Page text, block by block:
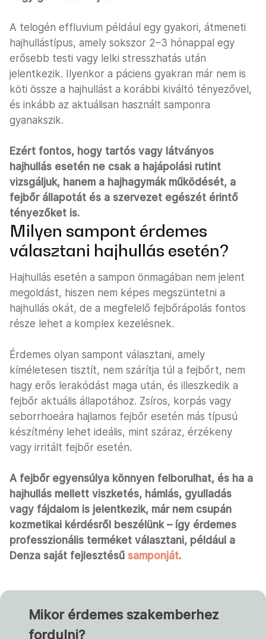
A telogén effluvium például egy gyakori, átmeneti
hajhullástípus, amely sokszor 2–3 hónappal egy
erősebb testi vagy lelki stresszhatás után
jelentkezik. Ilyenkor a páciens gyakran már nem is
köti össze a hajhullást a korábbi kiváltó tényezővel,
és inkább az aktuálisan használt samponra
gyanakszik.
Ezért fontos, hogy tartós vagy látványos
hajhullás esetén ne csak a hajápolási rutint
vizsgáljuk, hanem a hajhagymák működését, a
fejbőr állapotát és a szervezet egészét érintő
tényezőket is.
Milyen sampont érdemes
választani hajhullás esetén?
Hajhullás esetén a sampon önmagában nem jelent
megoldást, hiszen nem képes megszüntetni a
hajhullás okát, de a megfelelő fejbőrápolás fontos
része lehet a komplex kezelésnek.
Érdemes olyan sampont választani, amely
kíméletesen tisztít, nem szárítja túl a fejbőrt, nem
hagy erős lerakódást maga után, és illeszkedik a
fejbőr aktuális állapotához. Zsíros, korpás vagy
seborrhoeára hajlamos fejbőr esetén más típusú
készítmény lehet ideális, mint száraz, érzékeny
vagy irritált fejbőr esetén.
A fejbőr egyensúlya könnyen felborulhat, és ha a
hajhullás mellett viszketés, hámlás, gyulladás
vagy fájdalom is jelentkezik, már nem csupán
kozmetikai kérdésről beszélünk – így érdemes
professzionális terméket választani, például a
Denza saját fejlesztésű samponját.
Mikor érdemes szakemberhez
fordulni?